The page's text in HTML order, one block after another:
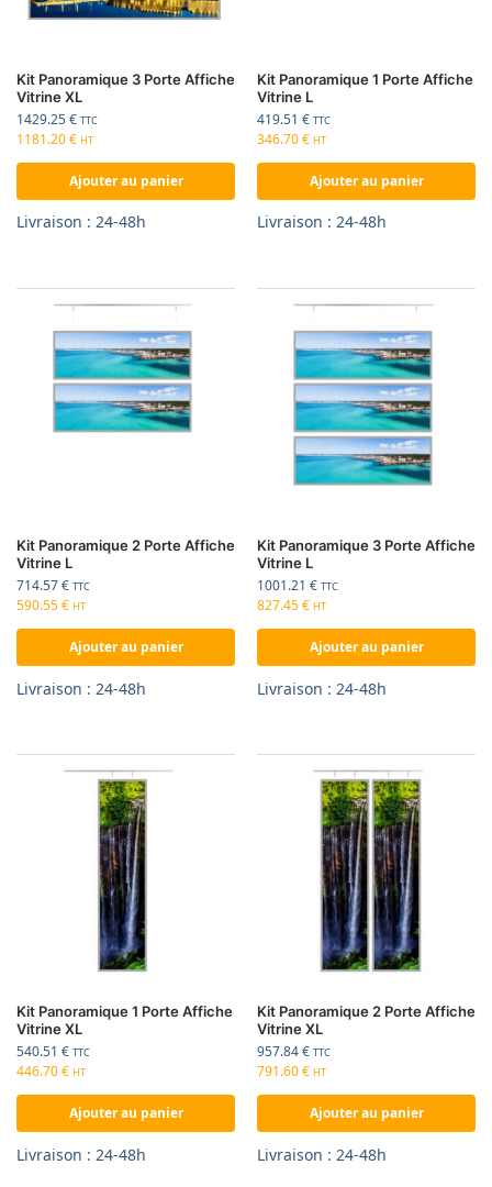
Kit Panoramique 3 Porte Affiche
Vitrine XL
1429.25€ TTC
1181.20€ HT
Ajouter au panier
Livraison : 24-48h
Kit Panoramique 1 Porte Affiche
Vitrine L
419.51 € TTC
346.70€ HT
Ajouter au panier
Livraison : 24-48h
Kit Panoramique 2 Porte Affiche
Vitrine L
714.57€ TTC
590.55€ HT
Ajouter au panier
Livraison : 24-48h
Kit Panoramique 3 Porte Affiche
Vitrine L
1001.21 € TTC
827.45€ HT
Ajouter au panier
Livraison : 24-48h
Kit Panoramique 1 Porte Affiche
Vitrine XL
540.51 € TTC
446.70€ HT
Ajouter au panier
Livraison : 24-48h
Kit Panoramique 2 Porte Affiche
Vitrine XL
957.84€ TTC
791.60€ HT
Ajouter au panier
Livraison : 24-48h